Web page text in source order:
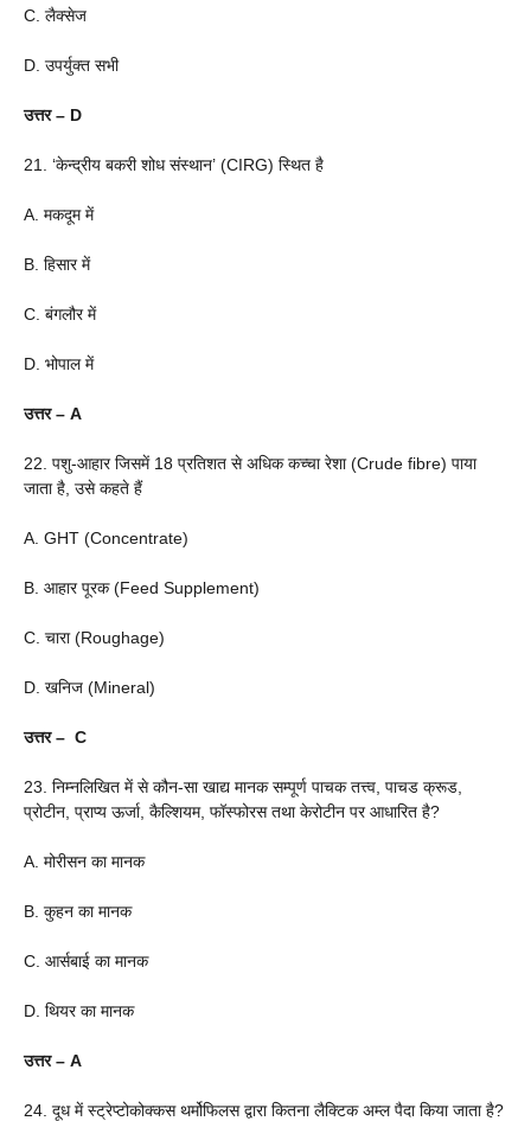
C. लैक्सेज
D. उपर्युक्त सभी
उत्तर – D
21. ‘केन्द्रीय बकरी शोध संस्थान’ (CIRG) स्थित है
A. मकदूम में
B. हिसार में
C. बंगलौर में
D. भोपाल में
उत्तर – A
22. पशु-आहार जिसमें 18 प्रतिशत से अधिक कच्चा रेशा (Crude fibre) पाया
जाता है, उसे कहते हैं
A. GHT (Concentrate)
B. आहार पूरक (Feed Supplement)
C. चारा (Roughage)
D. खनिज (Mineral)
उत्तर – C
23. निम्नलिखित में से कौन-सा खाद्य मानक सम्पूर्ण पाचक तत्त्व, पाचड क्रूड,
प्रोटीन, प्राप्य ऊर्जा, कैल्शियम, फॉस्फोरस तथा केरोटीन पर आधारित है?
A. मोरीसन का मानक
B. कुहन का मानक
C. आर्सबाई का मानक
D. थियर का मानक
उत्तर – A
24. दूध में स्ट्रेप्टोकोक्कस थर्मोफिलस द्वारा कितना लैक्टिक अम्ल पैदा किया जाता है?